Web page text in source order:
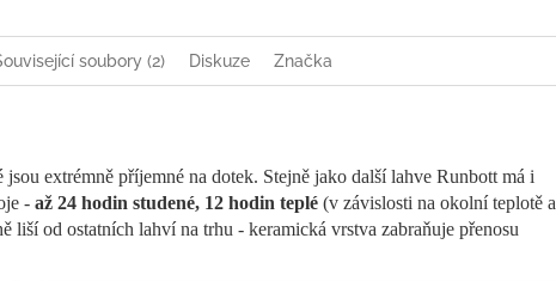
soubory (2) Diskuze Značka
extrémně příjemné na dotek. Stejně jako další lahve Runbott má i
- až 24 hodin studené, 12 hodin teplé (v závislosti na okolní teplotě a
liší od ostatních lahví na trhu - keramická vrstva zabraňuje přenosu